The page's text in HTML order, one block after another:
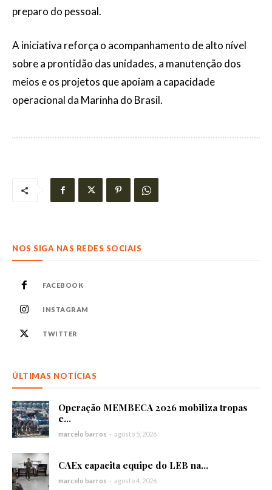
preparo do pessoal.
A iniciativa reforça o acompanhamento de alto nível
sobre a prontidão das unidades, a manutenção dos
meios e os projetos que apoiam a capacidade
operacional da Marinha do Brasil.
NOS SIGA NAS REDES SOCIAIS
FACEBOOK
INSTAGRAM
TWITTER
ÚLTIMAS NOTÍCIAS
Operação MEMBECA 2026 mobiliza tropas
e...
marcelo barros - agosto 5, 2026
CAEx capacita equipe do LEB na...
marcelo barros - agosto 4, 2026